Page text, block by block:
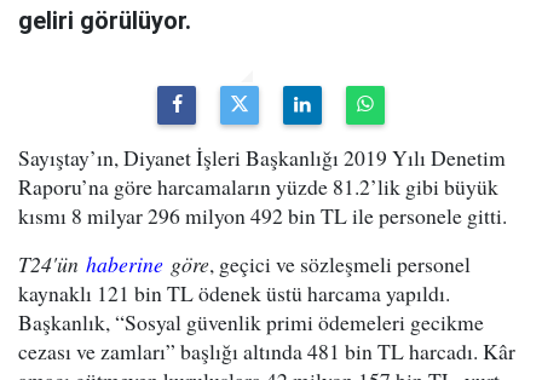
geliri görülüyor.
Sayıştay’ın, Diyanet İşleri Başkanlığı 2019 Yılı Denetim
Raporu’na göre harcamaların yüzde 81.2’lik gibi büyük
kısmı 8 milyar 296 milyon 492 bin TL ile personele gitti.
T24'ün haberine göre, geçici ve sözleşmeli personel
kaynaklı 121 bin TL ödenek üstü harcama yapıldı.
Başkanlık, “Sosyal güvenlik primi ödemeleri gecikme
cezası ve zamları” başlığı altında 481 bin TL harcadı. Kâr